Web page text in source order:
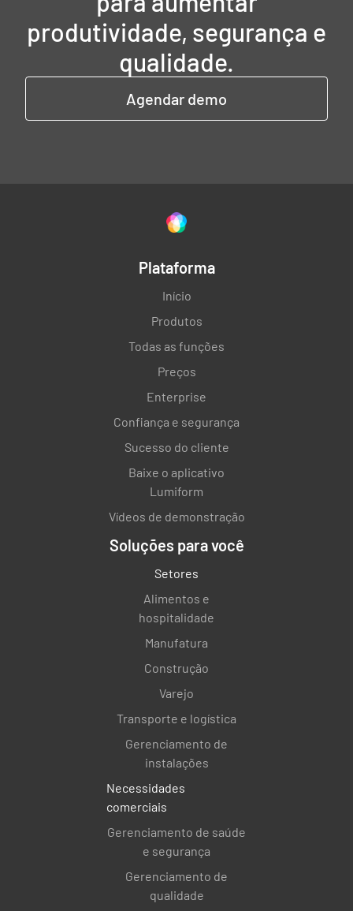
produtividade, segurança e
qualidade.
Agendar demo
Plataforma
Início
Produtos
Todas as funções
Preços
Enterprise
Confiança e segurança
Sucesso do cliente
Baixe o aplicativo
Lumiform
Vídeos de demonstração
Soluções para você
Setores
Alimentos e
hospitalidade
Manufatura
Construção
Varejo
Transporte e logística
Gerenciamento de
instalações
Necessidades
comerciais
Gerenciamento de saúde
e segurança
Gerenciamento de
qualidade